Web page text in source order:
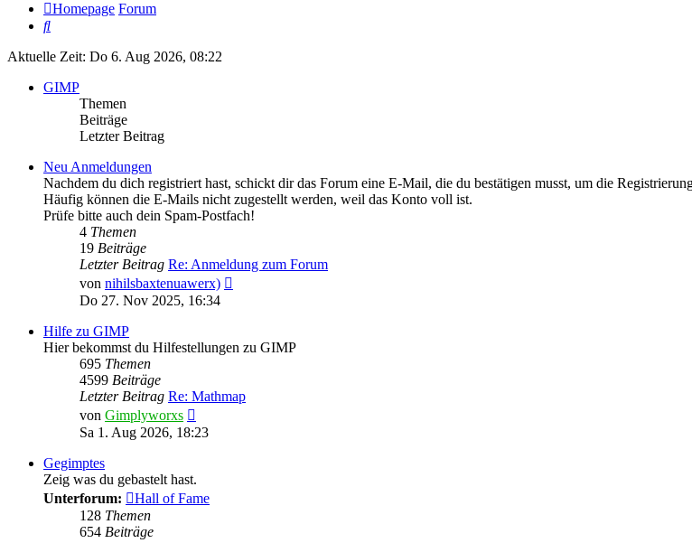
Homepage Forum
Suche
Aktuelle Zeit: Do 6. Aug 2026, 08:22
GIMP
Themen
Beiträge
Letzter Beitrag
Neu Anmeldungen
Nachdem du dich registriert hast, schickt dir das Forum eine E-Mail, die du bestätigen musst, um die
Häufig können die E-Mails nicht zugestellt werden, weil das Konto voll ist.
Prüfe bitte auch dein Spam-Postfach!
4 Themen
19 Beiträge
Letzter Beitrag Re: Anmeldung zum Forum
von nihilsbaxtenuawerx)
Do 27. Nov 2025, 16:34
Hilfe zu GIMP
Hier bekommst du Hilfestellungen zu GIMP
695 Themen
4599 Beiträge
Letzter Beitrag Re: Mathmap
von Gimplyworxs
Beitrag
Sa 1. Aug 2026, 18:23
Gegimptes
Zeig was du gebastelt hast.
Unterforum:
Hall of Fame
128 Themen
654 Beiträge